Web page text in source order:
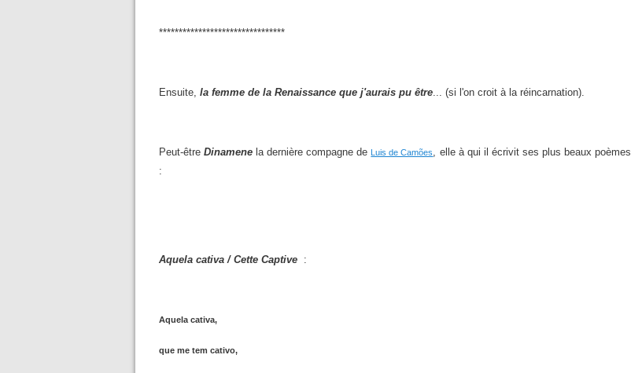
********************************
Ensuite, la femme de la Renaissance que j'aurais pu être... (si l'on croit à la réincarnation).
Peut-êtreDinamene la dernière compagne de Luis de Camões, elle à qui il écrivit ses plus beaux poèmes
:
Aquela cativa / Cette Captive :
Aquela cativa,
que me tem cativo,